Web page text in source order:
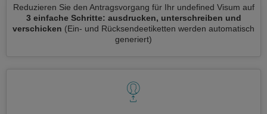
Reduzieren Sie den Antragsvorgang für Ihr undefined Visum auf
3 einfache Schritte: ausdrucken, unterschreiben und
verschicken (Ein- und Rücksendeetiketten werden automatisch
generiert)